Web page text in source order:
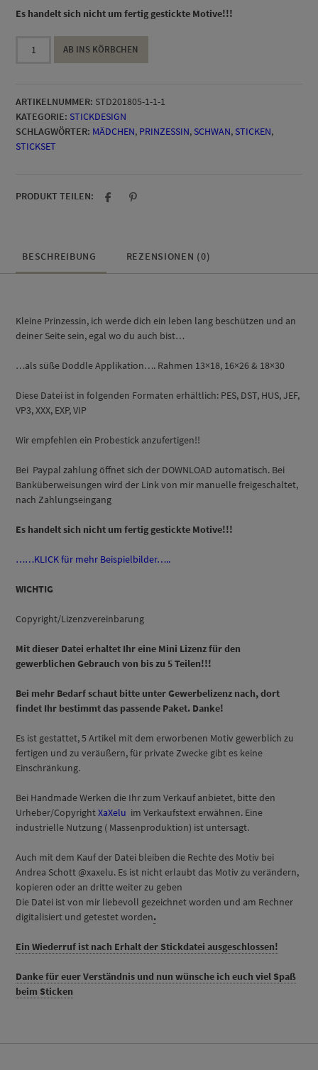
Es handelt sich nicht um fertig gestickte Motive!!!
Prinzessin
13x18,
16x26
&
18x30
AB INS KÖRBCHEN
ARTIKELNUMMER: STD201805-1-1-1
KATEGORIE: STICKDESIGN
SCHLAGWÖRTER: MÄDCHEN, PRINZESSIN, SCHWAN, STICKEN,
STICKSET
PRODUKT TEILEN:
BESCHREIBUNG REZENSIONEN (0)
Kleine Prinzessin, ich werde dich ein leben lang beschützen und an
deiner Seite sein, egal wo du auch bist…
…als süße Doddle Applikation…. Rahmen 13×18, 16×26 & 18×30
Diese Datei ist in folgenden Formaten erhältlich: PES, DST, HUS, JEF,
VP3, XXX, EXP, VIP
Wir empfehlen ein Probestick anzufertigen!!
Bei Paypal zahlung öffnet sich der DOWNLOAD automatisch. Bei
Banküberweisungen wird der Link von mir manuelle freigeschaltet,
nach Zahlungseingang
Es handelt sich nicht um fertig gestickte Motive!!!
……KLICK für mehr Beispielbilder…..
WICHTIG
Copyright/Lizenzvereinbarung
Mit dieser Datei erhaltet Ihr eine Mini Lizenz für den
gewerblichen Gebrauch von bis zu 5 Teilen!!!
Bei mehr Bedarf schaut bitte unter Gewerbelizenz nach, dort
findet Ihr bestimmt das passende Paket. Danke!
Es ist gestattet, 5 Artikel mit dem erworbenen Motiv gewerblich zu
fertigen und zu veräußern, für private Zwecke gibt es keine
Einschränkung.
Bei Handmade Werken die Ihr zum Verkauf anbietet, bitte den
Urheber/CopyrightXaXelu im Verkaufstext erwähnen. Eine
industrielle Nutzung ( Massenproduktion) ist untersagt.
Auch mit dem Kauf der Datei bleiben die Rechte des Motiv bei
Andrea Schott @xaxelu. Es ist nicht erlaubt das Motiv zu verändern,
kopieren oder an dritte weiter zu geben
Die Datei ist von mir liebevoll gezeichnet worden und am Rechner
digitalisiert und getestet worden.
Ein Wiederruf ist nach Erhalt der Stickdatei ausgeschlossen!
Danke für euer Verständnis und nun wünsche ich euch viel Spaß
beim Sticken